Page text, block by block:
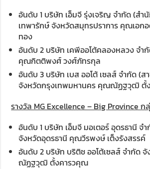
อันดับ 1 บริษัท เอ็มจี รุ่งเจริญ จำกัด (สำ
เทพารักษ์ จังหวัดสมุทรปราการ คุณเอก
ทอง
อันดับ 2 บริษัท เคพีออโต้คลองหลวง จำ
คุณกิตติพงศ์ วงศ์ภัทรกุล
อันดับ 3 บริษัท เบส ออโต้ เซลส์ จำกัด (ส
จังหวัดกรุงเทพมหานคร คุณณัฏฐวุฒิ ตั้
รางวัล MG Excellence – Big Province
อันดับ 1 บริษัท เอ็มจี มอเตอร์ อุดรธานี จ
จังหวัดอุดรธานี คุณวีรพงษ์ เต็งรังสรรค์
อันดับ 2 บริษัท บริติช ออโต้เซลส์ จำกัด
ณัฏฐวุฒิ ตั้งคารวคุณ